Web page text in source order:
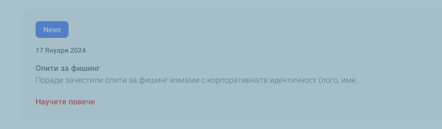
News
17 Януари 2024
Опити за фишинг
Поради зачестили опити за фишинг измами с корпоративната идентичност (лого, име...
Научете повече